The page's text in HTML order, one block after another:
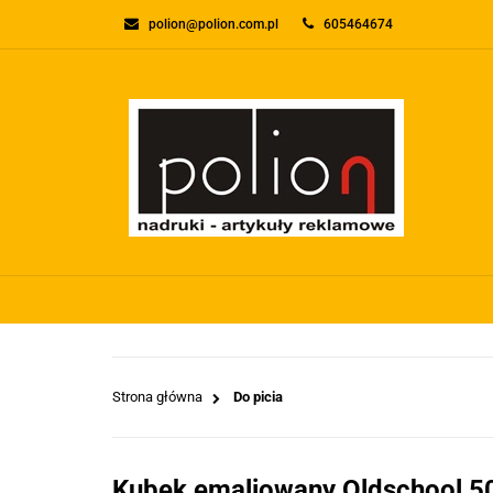
polion@polion.com.pl 605464674
O FIRMIE
Strona główna Do picia